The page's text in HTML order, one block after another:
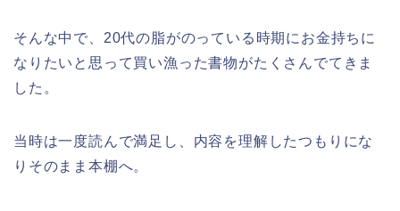
そんな中で、20代の脂がのっている時期にお金持ちに
なりたいと思って買い漁った書物がたくさんでてきま
した。
当時は一度読んで満足し、内容を理解したつもりにな
りそのまま本棚へ。